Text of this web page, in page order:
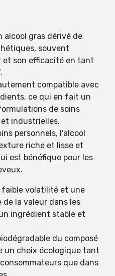
alcool gras dérivé de
souvent
et son efficacité en tant
compatible avec
ce qui en fait un
de soins
industrielles.
personnels, l'alcool
riche et lisse et
est bénéfique pour les
faible volatilité et une
la valeur dans les
ingrédient stable et
du composé
un choix écologique tant
que dans